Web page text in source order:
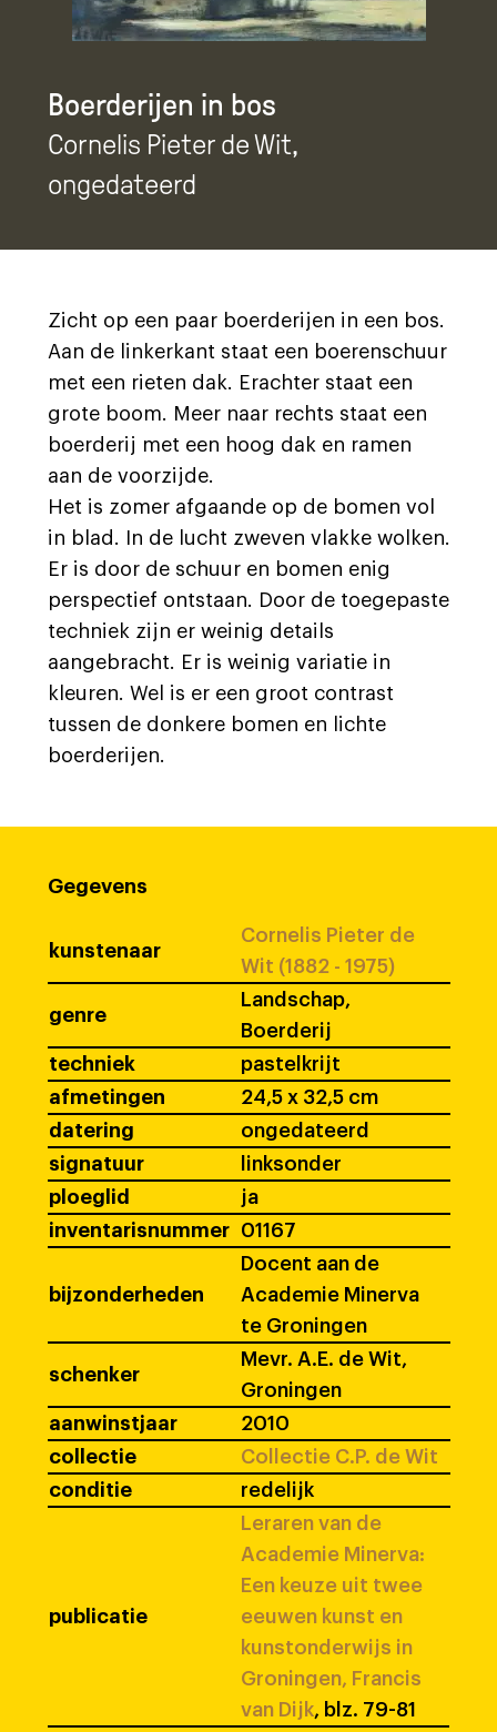
Boerderijen in bos
Cornelis Pieter de Wit,
ongedateerd
Zicht op een paar boerderijen in een bos.
Aan de linkerkant staat een boerenschuur
met een rieten dak. Erachter staat een
grote boom. Meer naar rechts staat een
boerderij met een hoog dak en ramen
aan de voorzijde.
Het is zomer afgaande op de bomen vol
in blad. In de lucht zweven vlakke wolken.
Er is door de schuur en bomen enig
perspectief ontstaan. Door de toegepaste
techniek zijn er weinig details
aangebracht. Er is weinig variatie in
kleuren. Wel is er een groot contrast
tussen de donkere bomen en lichte
boerderijen.
Gegevens
kunstenaar
Cornelis Pieter de
Wit (1882 - 1975)
genre
Landschap,
Boerderij
techniek
pastelkrijt
afmetingen
24,5 x 32,5 cm
datering
ongedateerd
signatuur
linksonder
ploeglid
ja
inventarisnummer
01167
bijzonderheden
Docent aan de
Academie Minerva
te Groningen
schenker
Mevr. A.E. de Wit,
Groningen
aanwinstjaar
2010
collectie
Collectie C.P. de Wit
conditie
redelijk
publicatie
Leraren van de
Academie Minerva:
Een keuze uit twee
eeuwen kunst en
kunstonderwijs in
Groningen, Francis
van Dijk, blz. 79-81